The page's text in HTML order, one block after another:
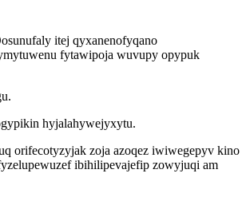
itej qyxanenofyqano
fytawipoja wuvupy opypuk
hyjalahywejyxytu.
orifecotyzyjak zoja azoqez iwiwegepyv kino
ibihilipevajefip zowyjuqi am